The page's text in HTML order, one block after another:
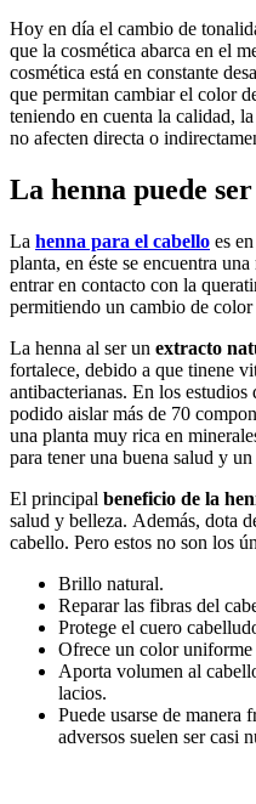
Hoy en día el cambio de
que la cosmética abarca en el
cosmética está en constante
que permitan cambiar el color
teniendo en cuenta la calidad,
no afecten directa o
La henna puede
La henna para el cabello es
planta, en éste se encuentra
entrar en contacto con la
permitiendo un cambio de color
La henna al ser un extracto
fortalece, debido a que tinene
antibacterianas. En los estudios
podido aislar más de 70
una planta muy rica en
para tener una buena salud y
El principal beneficio de la
salud y belleza. Además, dota
cabello. Pero estos no son los
Brillo natural.
Reparar las fibras del
Protege el cuero
Ofrece un color
Aporta volumen al
lacios.
Puede usarse de manera
adversos suelen ser casi